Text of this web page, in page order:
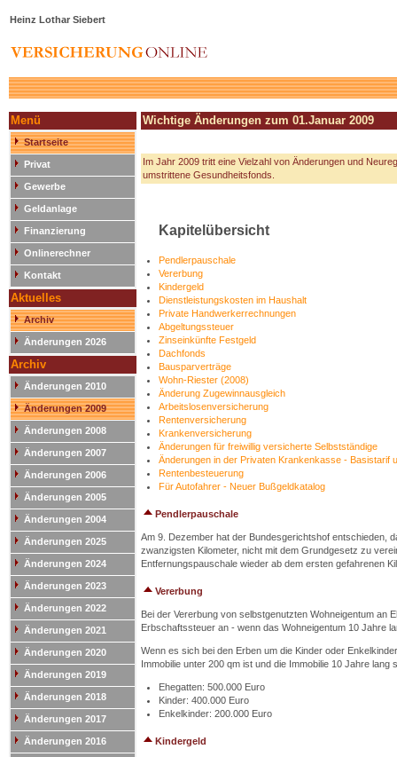
Heinz Lothar Siebert
Menü
Startseite
Privat
Gewerbe
Geldanlage
Finanzierung
Onlinerechner
Kontakt
Aktuelles
Archiv
Änderungen 2026
Archiv
Änderungen 2010
Änderungen 2009
Änderungen 2008
Änderungen 2007
Änderungen 2006
Änderungen 2005
Änderungen 2004
Änderungen 2025
Änderungen 2024
Änderungen 2023
Änderungen 2022
Änderungen 2021
Änderungen 2020
Änderungen 2019
Änderungen 2018
Änderungen 2017
Änderungen 2016
Wichtige Änderungen zum 01.Januar 2009
Im Jahr 2009 tritt eine Vielzahl von Änderungen und
umstrittene Gesundheitsfonds.
Kapitelübersicht
Pendlerpauschale
Vererbung
Kindergeld
Dienstleistungskosten im Haushalt
Private Handwerkerrechnungen
Abgeltungssteuer
Zinseinkünfte Festgeld
Dachfonds
Bausparverträge
Wohn-Riester (2008)
Änderung Zugewinnausgleich
Arbeitslosenversicherung
Rentenversicherung
Krankenversicherung
Änderungen für freiwillig versicherte Selbstständige
Änderungen in der Privaten Krankenkasse - Basistarif
Rentenbesteuerung
Für Autofahrer - Neuer Bußgeldkatalog
Pendlerpauschale
Am 9. Dezember hat der Bundesgerichtshof entschieden,
zwanzigsten Kilometer, nicht mit dem Grundgesetz zu
Entfernungspauschale wieder ab dem ersten gefahrenen
Vererbung
Bei der Vererbung von selbstgenutzten Wohneigentum an
Erbschaftssteuer an - wenn das Wohneigentum 10 Jahre
Wenn es sich bei den Erben um die Kinder oder
Immobilie unter 200 qm ist und die Immobilie 10 Jahre
Ehegatten: 500.000 Euro
Kinder: 400.000 Euro
Enkelkinder: 200.000 Euro
Kindergeld